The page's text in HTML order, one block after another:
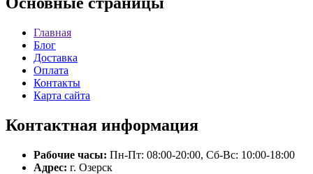
Главная
Блог
Доставка
Оплата
Контакты
Карта сайта
Контактная информация
Рабочие часы: Пн-Пт: 08:00-20:00, Сб-Вс: 10:00-18:00
Адрес: г. Озерск